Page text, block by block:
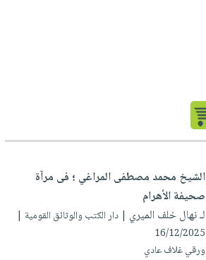
الشيخ محمد مصطفى المراغي ؛ فى مرآة
صحيفة الأهرام
لـ نهال خلف الميري | دار الكتب والوثائق القومية |
16/12/2025
ورقي غلاف عادي